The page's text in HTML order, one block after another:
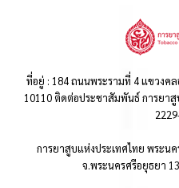
ที่อยู่ : 184 ถนนพระรามที่ 4 แขวงคล
10110 ติดต่อประชาสัมพันธ์ การยาสู
การยาสูบแห่งประเทศไทย พระน
จ.พระนครศรีอยุธยา